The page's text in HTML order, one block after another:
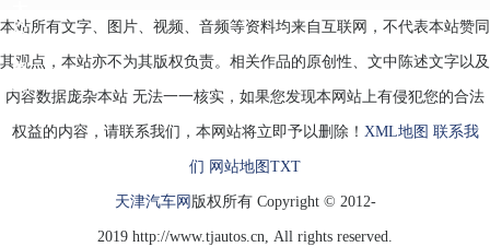
众
跑
CC
本站所有文字、图片、视频、音频等资料均来自互联网，不代表本站赞同
其观点，本站亦不为其版权负责。相关作品的原创性、文中陈述文字以及
内容数据庞杂本站 无法一一核实，如果您发现本网站上有侵犯您的合法
权益的内容，请联系我们，本网站将立即予以删除！ XML地图 联系我
们 网站地图 TXT
天津汽车网 版权所有 Copyright © 2012-
2019 http://www.tjautos.cn, All rights reserved.